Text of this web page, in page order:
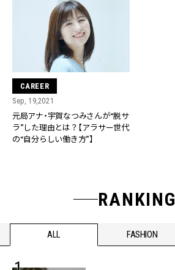
CAREER
Sep, 19,2021
元局アナ・宇賀なつみさんが“脱サ
ラ”した理由とは？【アラサー世代
の“自分らしい働き方”】
RANKING
ALL FASHION